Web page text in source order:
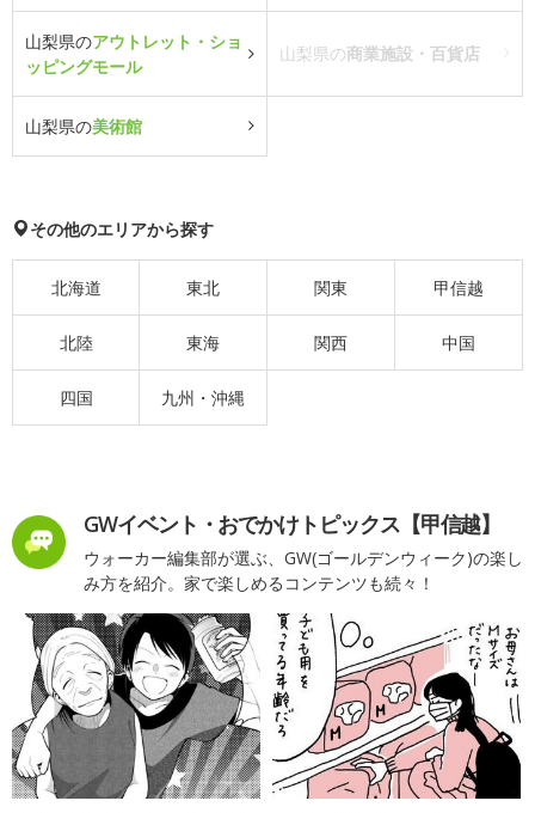
山梨県のアウトレット・ショ
ッピングモール
山梨県の商業施設・百貨店
山梨県の美術館
その他のエリアから探す
北海道 東北 関東 甲信越
北陸 東海 関西 中国
四国 九州・沖縄
GWイベント・おでかけトピックス【甲信越】
ウォーカー編集部が選ぶ、GW(ゴールデンウィーク)の楽し
み方を紹介。家で楽しめるコンテンツも続々！